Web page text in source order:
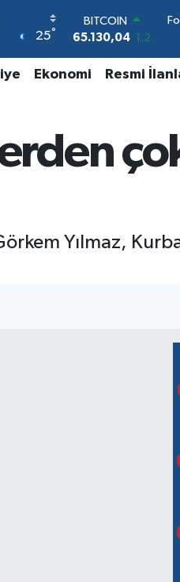
25°
BITCOIN
65.130,04 1.2
47,7436
0.18
GRAM ALTIN
6648.99
2.59
Ekonomi Resmi
Yılmaz,